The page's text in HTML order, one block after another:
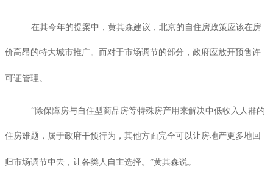
在其今年的提案中，黄其森建议，北京的自住房政策应该在房
价高昂的特大城市推广。而对于市场调节的部分，政府应放开预售许
可证管理。
“除保障房与自住型商品房等特殊房产用来解决中低收入人群的
住房难题，属于政府干预行为，其他方面完全可以让房地产更多地回
归市场调节中去，让各类人自主选择。”黄其森说。